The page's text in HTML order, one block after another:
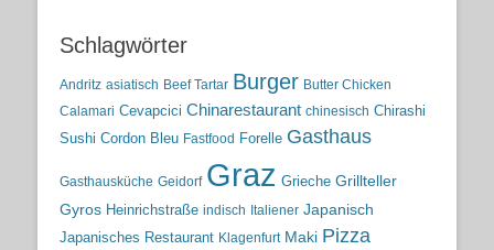
Schlagwörter
Andritz asiatisch Beef Tartar Burger Butter Chicken
Calamari Cevapcici Chinarestaurant chinesisch Chirashi
Sushi Cordon Bleu Fastfood Forelle Gasthaus
Gasthausküche Geidorf Graz Grieche Grillteller
Gyros Heinrichstraße indisch Italiener Japanisch
Japanisches Restaurant Klagenfurt Maki Pizza